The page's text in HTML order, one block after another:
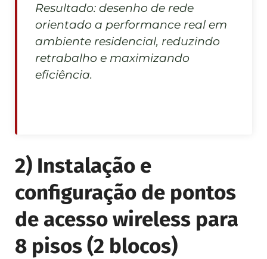
Resultado: desenho de rede
orientado a performance real em
ambiente residencial, reduzindo
retrabalho e maximizando
eficiência.
2) Instalação e
configuração de pontos
de acesso wireless para
8 pisos (2 blocos)